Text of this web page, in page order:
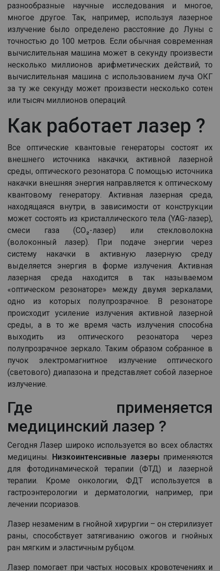
разнообразные научные исследования и многое,
многое другое. Так, например, используя лазерное
излучение было определено расстояние до Луны с
точностью до 100 метров. Если обычная современная
вычислительная машина может в секунду произвести
несколько миллионов арифметических действий, то
вычислительная машина с использованием луча ОКГ
за ту же секунду может произвести несколько сотен
или тысяч миллионов операций.
Как работает лазер ?
Все оптические квантовые генераторы состоят их
внешнего источника накачки, активной лазерной
среды, оптического резонатора. С помощью источника
накачки внешняя энергия направляется к оптическому
квантовому генератору. Активная лазерная среда,
находящаяся внутри, в зависимости от конструкции
может состоять из кристаллического тела (YAG-лазер),
смеси газа (CO₂-лазер) или стекловолокна
(волоконный лазер). При подаче энергии через
систему накачки в активную лазерную среду
выделяется энергия в форме излучения. Активная
лазерная среда находится в так называемом
«оптическом резонаторе» между двумя зеркалами,
одно из которых полупрозрачное. В резонаторе
происходит усиление излучения активной лазерной
среды, а в то же время часть излучения способна
выходить из оптического резонатора через
полупрозрачное зеркало. Таким образом собранное в
пучок электромагнитное излучение оптического
(светового) диапазона и представляет собой лазерное
излучение.
Где применяется
медицинский лазер ?
Сегодня Лазер широко используется во всех областях
медицины. Низкоинтенсивные лазеры применяются
для фотодинамической терапии (ФТД) и лазерной
терапии. Кроме онкологии, ФДТ используется в
гастроэнтерологии и дерматологии, например, при
лечении псориазов.
Лазер незаменим в гнойной хирургии – он стерилизует
раны, способствует затягиванию ожогов и гнойных
ран мягким и эластичным рубцом.
Лазер помогает при частых носовых кровотечениях и